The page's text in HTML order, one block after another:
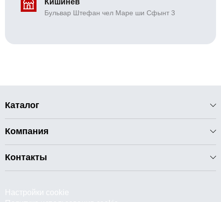
Бульвар Штефан чел Маре ши Сфынт 3
Каталог
Компания
Контакты
Настройки cookie